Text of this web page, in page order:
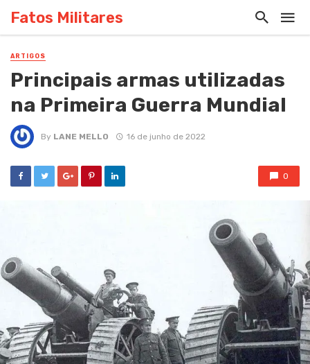
Fatos Militares
ARTIGOS
Principais armas utilizadas
na Primeira Guerra Mundial
By LANE MELLO 16 de junho de 2022
0